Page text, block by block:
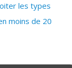
les types
moins de 20